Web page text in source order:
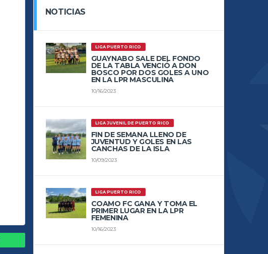
NOTICIAS
LIGA PUERTO RICO
GUAYNABO SALE DEL FONDO
DE LA TABLA VENCIÓ A DON
BOSCO POR DOS GOLES A UNO
EN LA LPR MASCULINA
10/16/2023
LIGA JUVENIL DE PUERTO RICO
FIN DE SEMANA LLENO DE
JUVENTUD Y GOLES EN LAS
CANCHAS DE LA ISLA
10/09/2023
LIGA PUERTO RICO
COAMO FC GANA Y TOMA EL
PRIMER LUGAR EN LA LPR
FEMENINA
10/16/2023